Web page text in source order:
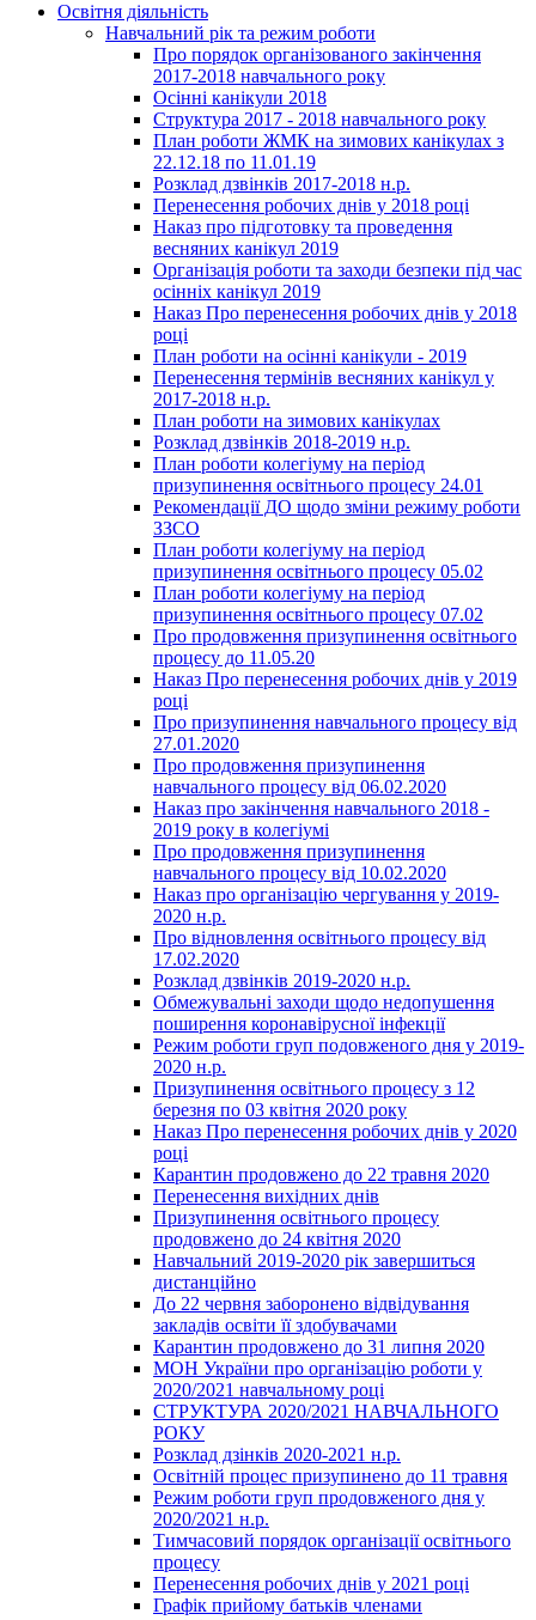
Освітня діяльність
Навчальний рік та режим роботи
Про порядок організованого закінчення
2017-2018 навчального року
Осінні канікули 2018
Структура 2017 - 2018 навчального року
План роботи ЖМК на зимових канікулах з
22.12.18 по 11.01.19
Розклад дзвінків 2017-2018 н.р.
Перенесення робочих днів у 2018 році
Наказ про підготовку та проведення
весняних канікул 2019
Організація роботи та заходи безпеки під час
осінніх канікул 2019
Наказ Про перенесення робочих днів у 2018
році
План роботи на осінні канікули - 2019
Перенесення термінів весняних канікул у
2017-2018 н.р.
План роботи на зимових канікулах
Розклад дзвінків 2018-2019 н.р.
План роботи колегіуму на період
призупинення освітнього процесу 24.01
Рекомендації ДО щодо зміни режиму роботи
ЗЗСО
План роботи колегіуму на період
призупинення освітнього процесу 05.02
План роботи колегіуму на період
призупинення освітнього процесу 07.02
Про продовження призупинення освітнього
процесу до 11.05.20
Наказ Про перенесення робочих днів у 2019
році
Про призупинення навчального процесу від
27.01.2020
Про продовження призупинення
навчального процесу від 06.02.2020
Наказ про закінчення навчального 2018 -
2019 року в колегіумі
Про продовження призупинення
навчального процесу від 10.02.2020
Наказ про організацію чергування у 2019-
2020 н.р.
Про відновлення освітнього процесу від
17.02.2020
Розклад дзвінків 2019-2020 н.р.
Обмежувальні заходи щодо недопушення
поширення коронавірусної інфекції
Режим роботи груп подовженого дня у 2019-
2020 н.р.
Призупинення освітнього процесу з 12
березня по 03 квітня 2020 року
Наказ Про перенесення робочих днів у 2020
році
Карантин продовжено до 22 травня 2020
Перенесення вихідних днів
Призупинення освітнього процесу
продовжено до 24 квітня 2020
Навчальний 2019-2020 рік завершиться
дистанційно
До 22 червня заборонено відвідування
закладів освіти її здобувачами
Карантин продовжено до 31 липня 2020
МОН України про організацію роботи у
2020/2021 навчальному році
СТРУКТУРА 2020/2021 НАВЧАЛЬНОГО
РОКУ
Розклад дзінків 2020-2021 н.р.
Освітній процес призупинено до 11 травня
Режим роботи груп продовженого дня у
2020/2021 н.р.
Тимчасовий порядок організації освітнього
процесу
Перенесення робочих днів у 2021 році
Графік прийому батьків членами